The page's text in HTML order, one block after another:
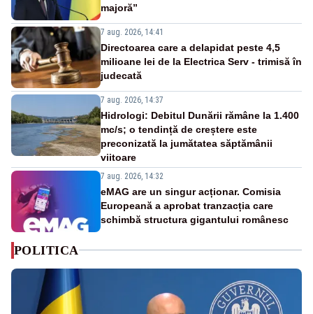
majoră”
7 aug. 2026, 14:41
Directoarea care a delapidat peste 4,5
milioane lei de la Electrica Serv - trimisă în
judecată
7 aug. 2026, 14:37
Hidrologi: Debitul Dunării rămâne la 1.400
mc/s; o tendință de creștere este
preconizată la jumătatea săptămânii
viitoare
7 aug. 2026, 14:32
eMAG are un singur acționar. Comisia
Europeană a aprobat tranzacția care
schimbă structura gigantului românesc
POLITICA